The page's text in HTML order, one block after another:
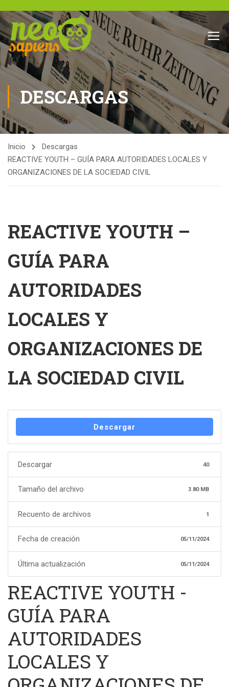
DESCARGAS
Inicio
Descargas
REACTIVE YOUTH – GUÍA PARA AUTORIDADES LOCALES Y
ORGANIZACIONES DE LA SOCIEDAD CIVIL
REACTIVE YOUTH –
GUÍA PARA
AUTORIDADES
LOCALES Y
ORGANIZACIONES DE
LA SOCIEDAD CIVIL
Descargar
Descargar 40
Tamaño del archivo 3.80 MB
Recuento de archivos 1
Fecha de creación 05/11/2024
Última actualización 05/11/2024
REACTIVE YOUTH -
GUÍA PARA
AUTORIDADES
LOCALES Y